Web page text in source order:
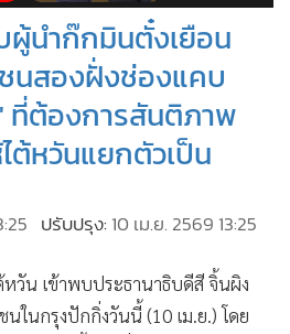
นำก๊กมินตั๋งเยือน
นสองฝั่งช่องแคบ
ที่ต้องการสันติภาพ
ต้หวันแยกตัวเป็น
ปรับปรุง: 10 เม.ย. 2569 13:25
หวัน เข้าพบประธานาธิบดีสี จิ้นผิง
ในกรุงปักกิ่งวันนี้ (10 เม.ย.) โดย